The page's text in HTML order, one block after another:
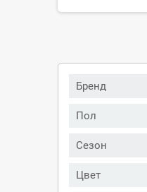
Бренд
Пол
Сезон
Цвет